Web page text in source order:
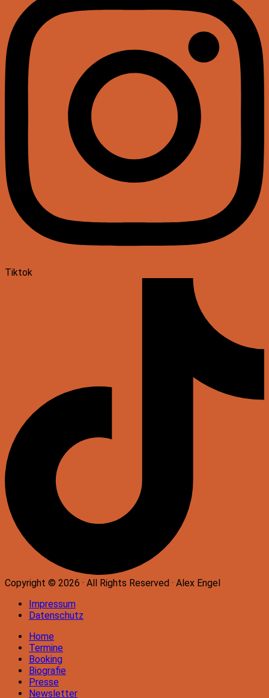
Tiktok
Copyright © 2026 · All Rights Reserved · Alex Engel
Impressum
Datenschutz
Home
Termine
Booking
Biografie
Presse
Newsletter